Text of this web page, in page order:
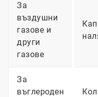
За
въздушни
газове и
други
газове
За
въглероден